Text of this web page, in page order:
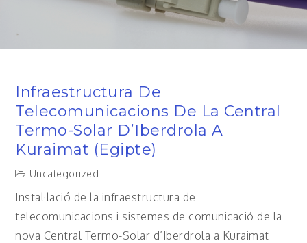
Infraestructura De
Telecomunicacions De La Central
Termo-Solar D’Iberdrola A
Kuraimat (Egipte)
Uncategorized
Instal·lació de la infraestructura de
telecomunicacions i sistemes de comunicació de la
nova Central Termo-Solar d’Iberdrola a Kuraimat